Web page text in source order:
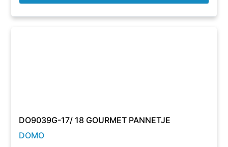
DO9039G-17/ 18 GOURMET PANNETJE
DOMO